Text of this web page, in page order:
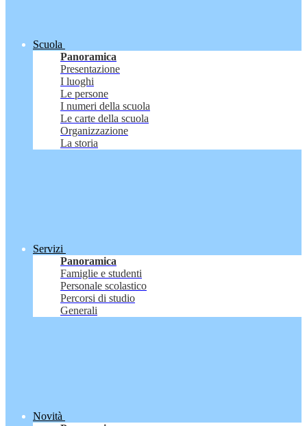
Scuola
Panoramica
Presentazione
I luoghi
Le persone
I numeri della scuola
Le carte della scuola
Organizzazione
La storia
Servizi
Panoramica
Famiglie e studenti
Personale scolastico
Percorsi di studio
Generali
Novità